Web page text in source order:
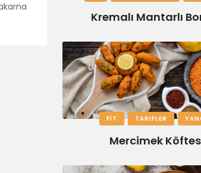
Kremalı Mantarlı
FIT TARIFLER
Mercimek